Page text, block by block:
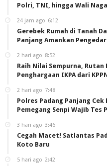
Polri, TNI, hingga Wali
24 jam ago 6:12
Gerebek Rumah di Tanah
Panjang Amankan
2 hari ago 8:52
Raih Nilai Sempurna, Rutan
Penghargaan IKPA dari
2 hari ago 7:48
Polres Padang Panjang
Pemegang Senpi Wajib Tes
3 hari ago 3:46
Cegah Macet! Satlantas
Koto Baru
5 hari ago 2:42